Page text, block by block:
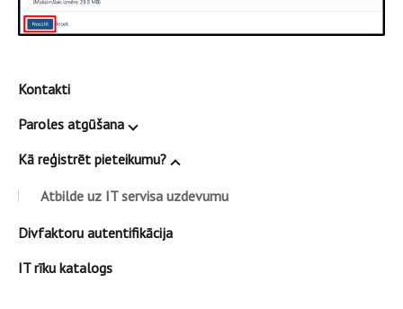
Kontakti
Paroles atgūšana
Kā reģistrēt pieteikumu?
Atbilde uz IT servisa uzdevumu
Divfaktoru autentifikācija
IT rīku katalogs